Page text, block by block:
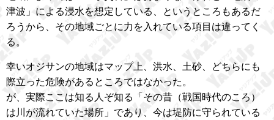
津波」による浸水を想定している、というところもあるだ
ろうから、その地域ごとに力を入れている項目は違ってく
る。
幸いオジサンの地域はマップ上、洪水、土砂、どちらにも
際立った危険があるところではなかった。
が、実際ここは知る人ぞ知る「その昔（戦国時代のころ）
は川が流れていた場所」であり、今は堤防に守られている